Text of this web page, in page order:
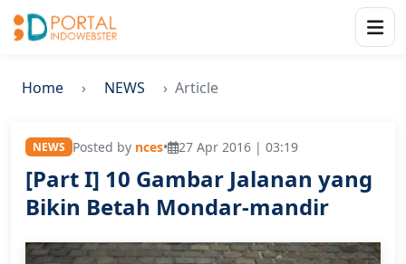
Home NEWS Article
NEWS Posted by nces• 27 Apr 2016 | 03:19
[Part I] 10 Gambar Jalanan yang
Bikin Betah Mondar-mandir